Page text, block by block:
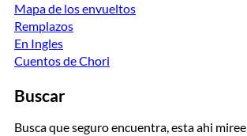
Mapa de los envueltos
Remplazos
En Ingles
Cuentos de Chori
Buscar
Busca que seguro encuentra, esta ahi miree